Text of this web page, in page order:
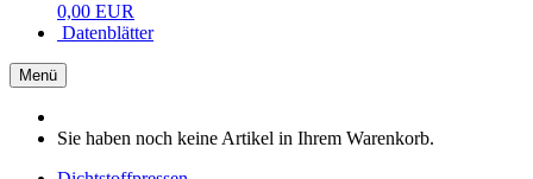
0,00 EUR
Datenblätter
Menü
Sie haben noch keine Artikel in Ihrem Warenkorb.